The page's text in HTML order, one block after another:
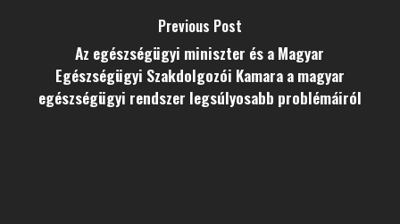
Previous Post
Az egészségügyi miniszter és a Magyar
Egészségügyi Szakdolgozói Kamara a magyar
egészségügyi rendszer legsúlyosabb problémáiról